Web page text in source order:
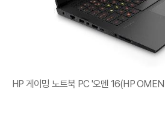
HP 게이밍 노트북 PC '오멘 16(HP